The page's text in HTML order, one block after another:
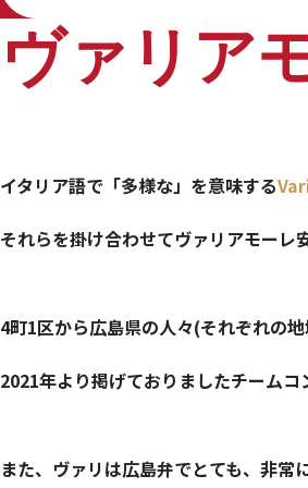
ヴァリア
イタリア語で「多様な」を意味する
それらを掛け合わせてヴァリアモーレ
4町1区から広島県の人々(それぞれの
2021年より掲げておりましたチーム
また、ヴァリは広島弁でとても、非常